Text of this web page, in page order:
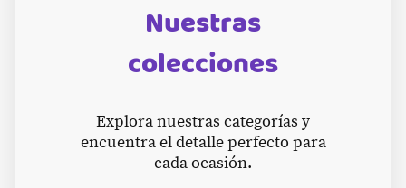
Nuestras
colecciones
Explora nuestras categorías y
encuentra el detalle perfecto para
cada ocasión.